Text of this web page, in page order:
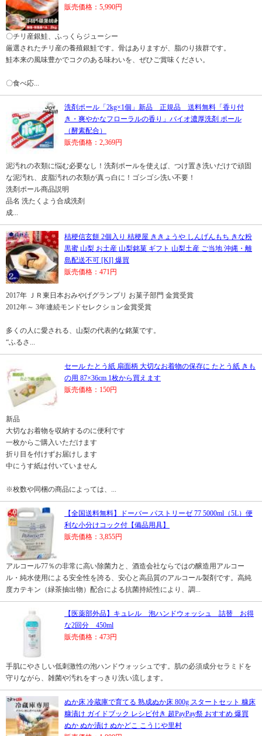
販売価格：5,990円
〇チリ産銀鮭、ふっくらジューシー
厳選されたチリ産の養殖銀鮭です。骨はありますが、脂のり抜群です。
鮭本来の風味豊かでコクのある味わいを、ぜひご賞味ください。
〇食べ応...
洗剤ポール「2kg×1個」新品 正規品 送料無料「香り付
き・爽やかなフローラルの香り」バイオ濃厚洗剤 ポール
（酵素配合）
販売価格：2,369円
泥汚れの衣類に悩む必要なし！洗剤ポールを使えば、つけ置き洗いだけで頑固
な泥汚れ、皮脂汚れの衣類が真っ白に！ゴシゴシ洗い不要！
洗剤ポール商品説明
品名 洗たくよう合成洗剤
成...
桔梗信玄餅 2個入り 桔梗屋 ききょうや しんげんもち きな粉
黒蜜 山梨 お土産 山梨銘菓 ギフト 山梨土産 ご当地 沖縄・離
島配送不可 [KI] 爆買
販売価格：471円
2017年 ＪＲ東日本おみやげグランプリ お菓子部門 金賞受賞
2012年～ 3年連続モンドセレクション金賞受賞
多くの人に愛される、山梨の代表的な銘菓です。
“ふるさ...
セール たとう紙 扇面柄 大切なお着物の保存に たとう紙 きも
の用 87×36cm 1枚から買えます
販売価格：150円
新品
大切なお着物を収納するのに便利です
一枚からご購入いただけます
折り目を付けずお届けします
中にうす紙は付いていません
※枚数や同梱の商品によっては、...
【全国送料無料】ドーバー パストリーゼ 77 5000ml（5L）便
利な小分けコック付【備品用具】
販売価格：3,855円
アルコール77％の非常に高い除菌力と、酒造会社ならではの醸造用アルコー
ル・純水使用による安全性を誇る、安心と高品質のアルコール製剤です。高純
度カテキン（緑茶抽出物）配合による抗菌持続性により、調...
【医薬部外品】キュレル 泡ハンドウォッシュ 詰替 お得
な2回分 450ml
販売価格：473円
手肌にやさしい低刺激性の泡ハンドウォッシュです。肌の必須成分セラミドを
守りながら、雑菌や汚れをすっきり洗い流します。
ぬか床 冷蔵庫で育てる 熟成ぬか床 800g スタートセット 糠床
糠漬け ガイドブック レシピ付き 超PayPay祭 おすすめ 爆買
ぬか ぬか漬け ぬかどこ こうじや里村